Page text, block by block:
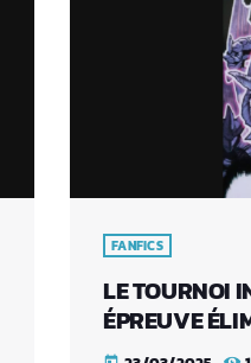
FANFICS
LE TOURNOI
ÉPREUVE